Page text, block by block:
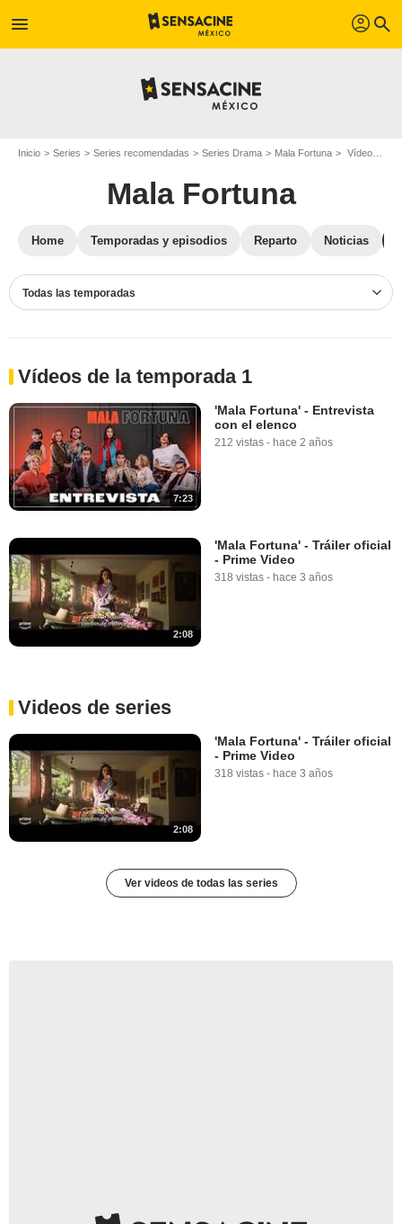
menu profil search
Inicio Series Series recomendadas Series Drama Mala Fortuna Vídeos Mala Fortuna
Mala Fortuna
Home Temporadas y episodios Reparto Noticias
Todas las temporadas
Vídeos de la temporada 1
7:23
'Mala Fortuna' - Entrevista
con el elenco
212 vistas - hace 2 años
2:08
'Mala Fortuna' - Tráiler oficial
- Prime Video
318 vistas - hace 3 años
Videos de series
2:08
'Mala Fortuna' - Tráiler oficial
- Prime Video
318 vistas - hace 3 años
Ver videos de todas las series